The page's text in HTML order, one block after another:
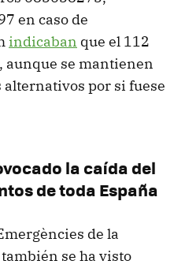
en caso de
indicaban que el 112
aunque se mantienen
por si fuese
la caída del
de toda España
de la
se ha visto